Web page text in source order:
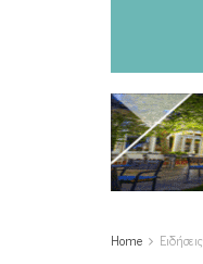
Home Ειδήσεις